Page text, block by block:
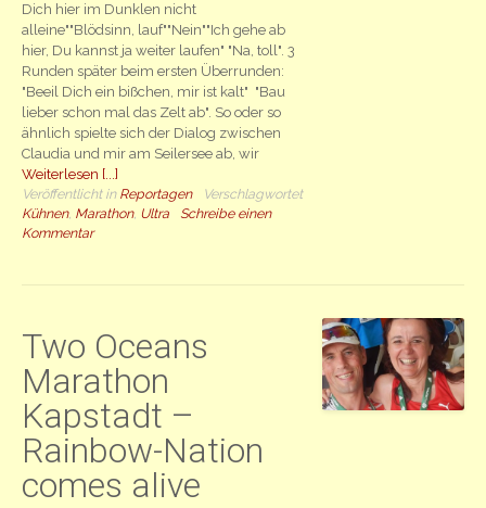
Dich hier im Dunklen nicht
alleine""Blödsinn, lauf""Nein""Ich gehe ab
hier, Du kannst ja weiter laufen" "Na, toll". 3
Runden später beim ersten Überrunden:
"Beeil Dich ein bißchen, mir ist kalt" "Bau
lieber schon mal das Zelt ab". So oder so
ähnlich spielte sich der Dialog zwischen
Claudia und mir am Seilersee ab, wir
Weiterlesen [...]
Veröffentlicht in Reportagen
Verschlagwortet
Kühnen, Marathon, Ultra
Schreibe einen
Kommentar
Two Oceans
Marathon
Kapstadt –
Rainbow-Nation
comes alive